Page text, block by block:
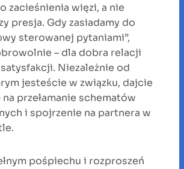
zacieśnienia więzi, a nie
presja. Gdy zasiadamy do
sterowanej pytaniami”,
– dla dobra relacji
satysfakcji. Niezależnie od
jesteście w związku, dajcie
przełamanie schematów
i spojrzenie na partnera w
pośpiechu i rozproszeń